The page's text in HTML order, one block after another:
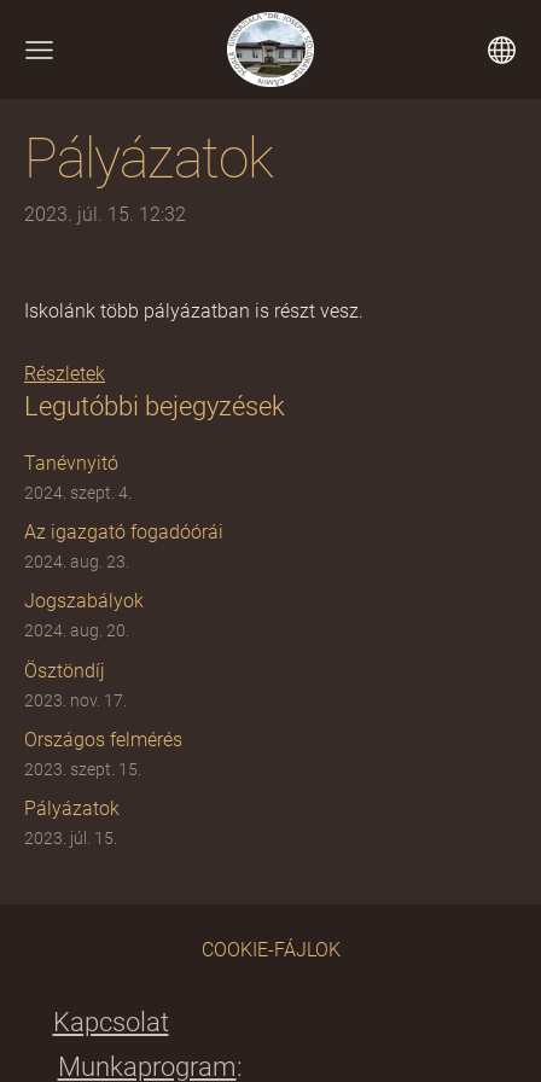
Legutóbbi bejegyzések
Tanévnyitó
2024. szept. 4.
Az igazgató fogadóórái
2024. aug. 23.
Jogszabályok
2024. aug. 20.
Ösztöndíj
2023. nov. 17.
Országos felmérés
2023. szept. 15.
Pályázatok
2023. júl. 15.
Pályázatok
2023. júl. 15. 12:32
Iskolánk több pályázatban is részt vesz.
Részletek
COOKIE-FÁJLOK
Kapcsolat
Munkaprogram: